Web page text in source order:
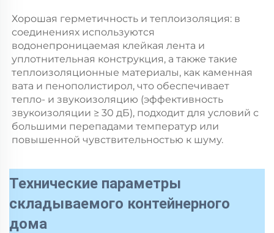
Хорошая герметичность и теплоизоляция: в
соединениях используются
водонепроницаемая клейкая лента и
уплотнительная конструкция, а также такие
теплоизоляционные материалы, как каменная
вата и пенополистирол, что обеспечивает
тепло- и звукоизоляцию (эффективность
звукоизоляции ≥ 30 дБ), подходит для условий с
большими перепадами температур или
повышенной чувствительностью к шуму.
Технические параметры
складываемого контейнерного
дома